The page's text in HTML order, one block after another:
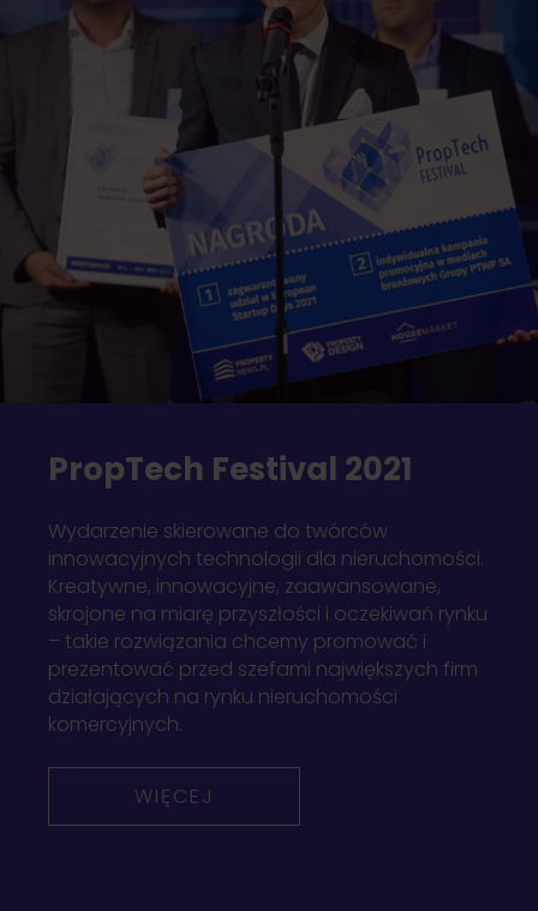
PropTech Festival 2021
Wydarzenie skierowane do twórców
innowacyjnych technologii dla nieruchomości.
Kreatywne, innowacyjne, zaawansowane,
skrojone na miarę przyszłości i oczekiwań rynku
– takie rozwiązania chcemy promować i
prezentować przed szefami największych firm
działających na rynku nieruchomości
komercyjnych.
WIĘCEJ